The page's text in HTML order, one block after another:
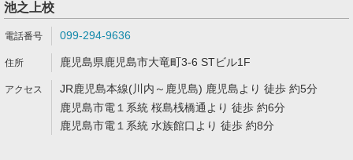
池之上校
099-294-9636
鹿児島県鹿児島市大竜町3-6 STビル1F
JR鹿児島本線(川内～鹿児島) 鹿児島より 徒歩 約5分
鹿児島市電１系統 桜島桟橋通より 徒歩 約6分
鹿児島市電１系統 水族館口より 徒歩 約8分